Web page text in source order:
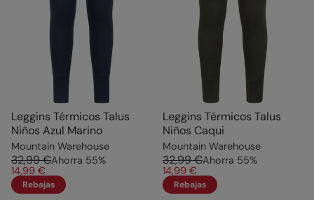
Leggins Térmicos Talus
Niños Azul Marino
Mountain Warehouse
32,99 €Ahorra 55%
14,99 €
Rebajas
Leggins Térmicos Talus
Niños Caqui
Mountain Warehouse
32,99 €Ahorra 55%
14,99 €
Rebajas